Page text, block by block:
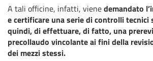
A tali officine, infatti, vienedemandato
e certificare una serie di controlli tecnici
quindi, di effettuare, di fatto, una
precollaudo vincolante ai fini della
dei mezzi stessi.